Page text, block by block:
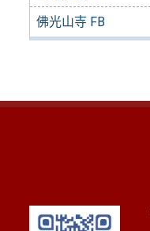
佛光山寺 FB